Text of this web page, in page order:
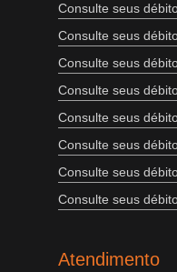
Consulte seus
Consulte seus
Consulte seus
Consulte seus
Consulte seus
Consulte seus
Consulte seus
Consulte seus
Atendimento